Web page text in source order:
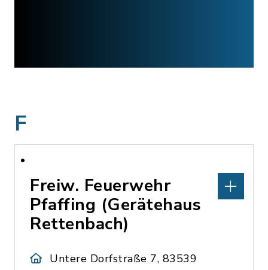
F
Freiw. Feuerwehr
Pfaffing (Gerätehaus
Rettenbach)
Untere Dorfstraße 7, 83539